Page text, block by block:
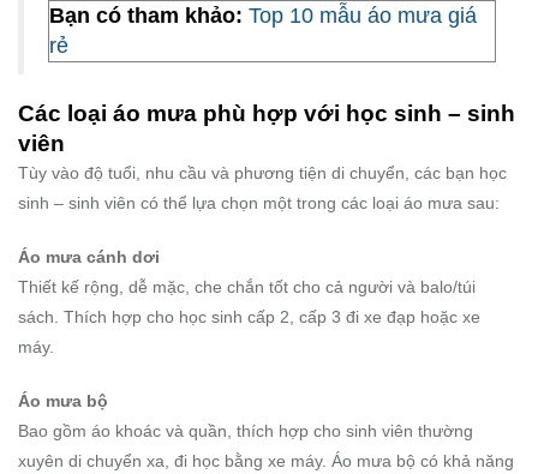
Bạn có tham khảo: Top 10 mẫu áo mưa giá
rẻ
Các loại áo mưa phù hợp với học sinh – sinh
viên
Tùy vào độ tuổi, nhu cầu và phương tiện di chuyển, các bạn học
sinh – sinh viên có thể lựa chọn một trong các loại áo mưa sau:
Áo mưa cánh dơi
Thiết kế rộng, dễ mặc, che chắn tốt cho cả người và balo/túi
sách. Thích hợp cho học sinh cấp 2, cấp 3 đi xe đạp hoặc xe
máy.
Áo mưa bộ
Bao gồm áo khoác và quần, thích hợp cho sinh viên thường
xuyên di chuyển xa, đi học bằng xe máy. Áo mưa bộ có khả năng